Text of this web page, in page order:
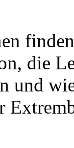
die
und